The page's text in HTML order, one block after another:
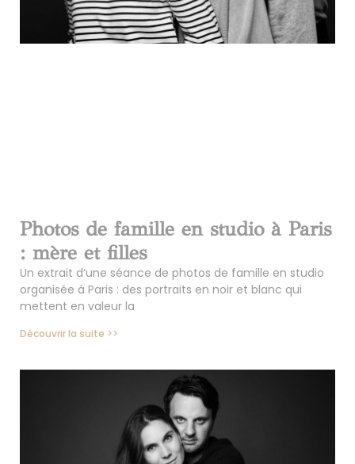
Photos de famille en studio à Paris
: mère et filles
Un extrait d’une séance de photos de famille en studio
organisée à Paris : des portraits en noir et blanc qui
mettent en valeur la
Découvrir la suite >>